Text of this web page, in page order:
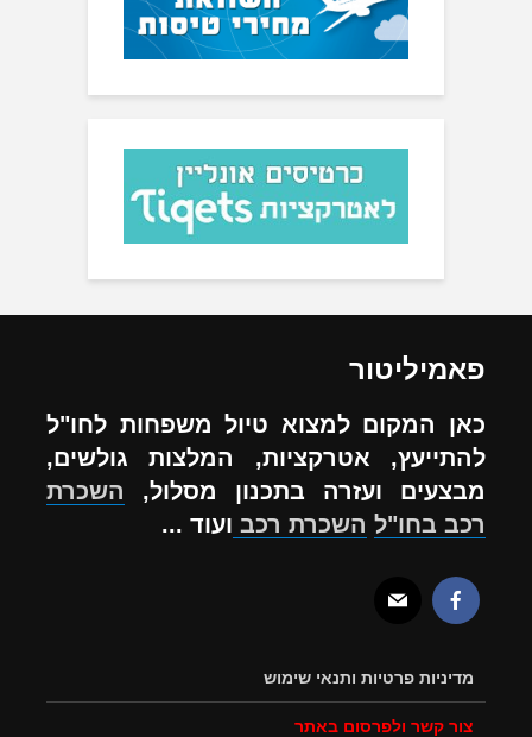
פאמיליטור
כאן המקום למצוא טיול משפחות לחו"ל
להתייעץ, אטרקציות, המלצות גולשים,
מבצעים ועזרה בתכנון מסלול, השכרת
רכב בחו"ל השכרת רכב ועוד ...
מדיניות פרטיות ותנאי שימוש
צור קשר ולפרסום באתר